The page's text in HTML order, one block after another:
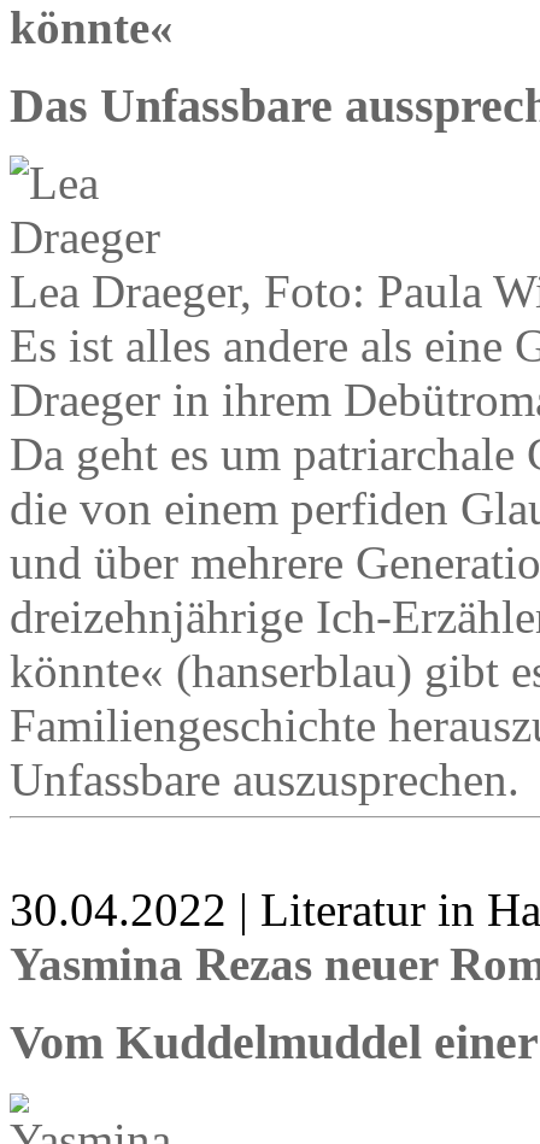
könnte«
Das Unfassbare
Lea Draeger, Foto: Paula
Es ist alles andere als eine
Draeger in ihrem
Da geht es um
die von einem perfiden
und über mehrere
dreizehnjährige Ich-
könnte« (hanserblau) gibt
Familiengeschichte
Unfassbare auszusprechen.
30.04.2022 | Literatur in
Yasmina Rezas neuer
Vom Kuddelmuddel